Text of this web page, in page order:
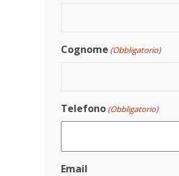
Cognome (Obbligatorio)
Telefono (Obbligatorio)
Email